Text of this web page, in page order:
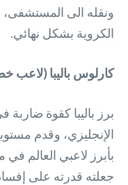
ونقله الى المستشفى،
الكروية بشكل نهائي.
كارلوس باليبا (لاعب
برز باليبا كقوة
الإنجليزي، وقدم
بأبرز لاعبي العالم
جعلته قدرته على